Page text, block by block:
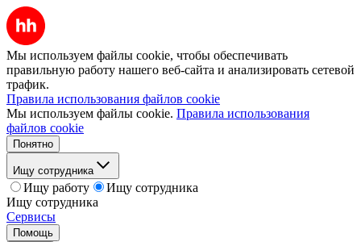
Мы используем файлы cookie, чтобы обеспечивать
правильную работу нашего веб-сайта и анализировать сетевой
трафик.
Правила использования файлов cookie
Мы используем файлы cookie. Правила использования
файлов cookie
Понятно
Ищу сотрудника
Ищу работу
Ищу сотрудника
Ищу сотрудника
Сервисы
Помощь